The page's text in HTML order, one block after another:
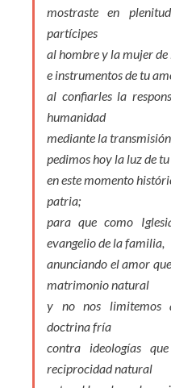
mostraste en
partícipes
al hombre y la mujer
e instrumentos de tu
al confiarles la
humanidad
mediante la
pedimos hoy la luz de
en este momento
patria;
para que como
evangelio de la familia,
anunciando el amor
matrimonio natural
y no nos limitemos
doctrina fría
contra ideologías
reciprocidad natural